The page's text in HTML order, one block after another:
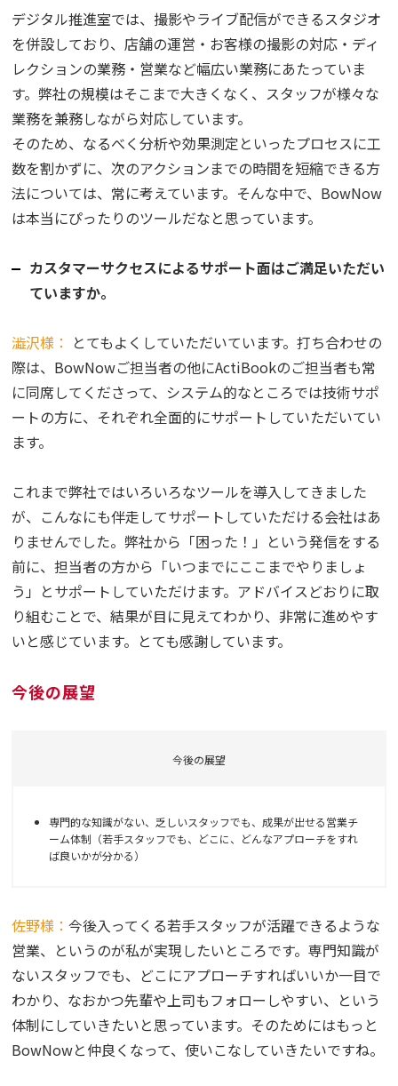
デジタル推進室では、撮影やライブ配信ができるスタジオ
を併設しており、店舗の運営・お客様の撮影の対応・ディ
レクションの業務・営業など幅広い業務にあたっていま
す。弊社の規模はそこまで大きくなく、スタッフが様々な
業務を兼務しながら対応しています。
そのため、なるべく分析や効果測定といったプロセスに工
数を割かずに、次のアクションまでの時間を短縮できる方
法については、常に考えています。そんな中で、BowNow
は本当にぴったりのツールだなと思っています。
カスタマーサクセスによるサポート面はご満足いただい
ていますか。
澁沢様： とてもよくしていただいています。打ち合わせの
際は、BowNowご担当者の他にActiBookのご担当者も常
に同席してくださって、システム的なところでは技術サポ
ートの方に、それぞれ全面的にサポートしていただいてい
ます。
これまで弊社ではいろいろなツールを導入してきました
が、こんなにも伴走してサポートしていただける会社はあ
りませんでした。弊社から「困った！」という発信をする
前に、担当者の方から「いつまでにここまでやりましょ
う」とサポートしていただけます。アドバイスどおりに取
り組むことで、結果が目に見えてわかり、非常に進めやす
いと感じています。とても感謝しています。
今後の展望
今後の展望
専門的な知識がない、乏しいスタッフでも、成果が出せる営業チ
ーム体制（若手スタッフでも、どこに、どんなアプローチをすれ
ば良いかが分かる）
佐野様：今後入ってくる若手スタッフが活躍できるような
営業、というのが私が実現したいところです。専門知識が
ないスタッフでも、どこにアプローチすればいいか一目で
わかり、なおかつ先輩や上司もフォローしやすい、という
体制にしていきたいと思っています。そのためにはもっと
BowNowと仲良くなって、使いこなしていきたいですね。